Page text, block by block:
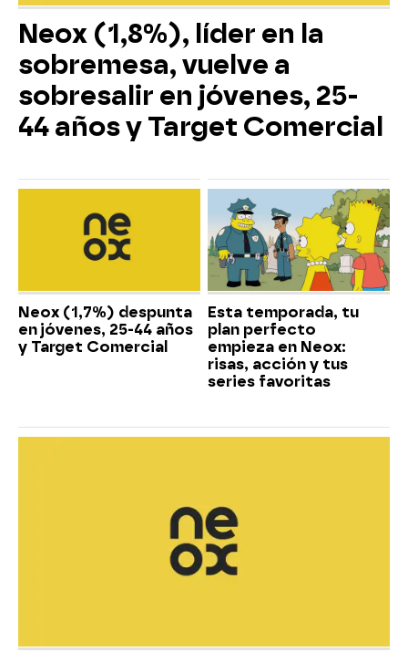
Neox (1,8%), líder en la
sobremesa, vuelve a
sobresalir en jóvenes, 25-
44 años y Target Comercial
Neox (1,7%) despunta
en jóvenes, 25-44 años
y Target Comercial
Esta temporada, tu
plan perfecto
empieza en Neox:
risas, acción y tus
series favoritas